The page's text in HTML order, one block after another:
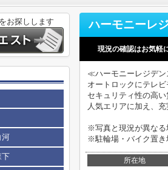
現況の確認はお気軽
≪ハーモニーレジデ
オートロックにテレビ
セキュリティ性の高い
人気エリアに加え、
※写真と現況が異なる
※駐輪場・バイク置き
所在地
お探しします
河
下